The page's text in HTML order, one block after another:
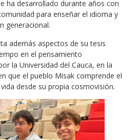
ha desarrollado durante años con
para enseñar el idioma y
generacional.
además aspectos de su tesis
en el pensamiento
la Universidad del Cauca, en la
que el pueblo Misak comprende el
desde su propia cosmovisión.